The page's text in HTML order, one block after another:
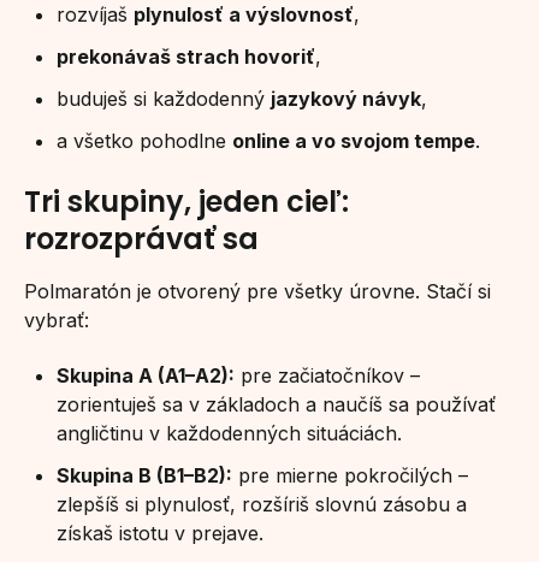
rozvíjaš plynulosť a výslovnosť,
prekonávaš strach hovoriť,
buduješ si každodenný jazykový návyk,
a všetko pohodlne online a vo svojom tempe.
Tri skupiny, jeden cieľ:
rozrozprávať sa
Polmaratón je otvorený pre všetky úrovne. Stačí si
vybrať:
Skupina A (A1–A2): pre začiatočníkov –
zorientuješ sa v základoch a naučíš sa používať
angličtinu v každodenných situáciách.
Skupina B (B1–B2): pre mierne pokročilých –
zlepšíš si plynulosť, rozšíriš slovnú zásobu a
získaš istotu v prejave.